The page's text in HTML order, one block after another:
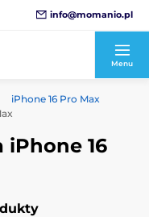
info@momanio.pl
Menu
iPhone 16 Pro Max
iPhone 16